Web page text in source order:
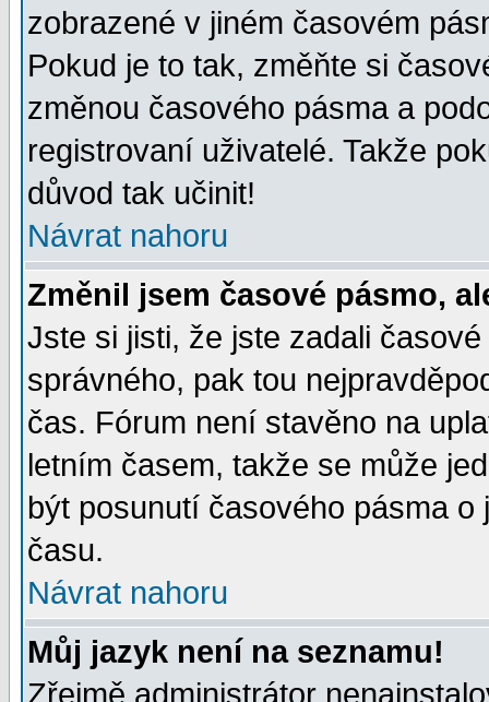
zobrazené v jiném časovém
Pokud je to tak, změňte si
změnou časového pásma a
registrovaní uživatelé. Takže
důvod tak učinit!
Návrat nahoru
Změnil jsem časové pásmo,
Jste si jisti, že jste zadali
správného, pak tou
čas. Fórum není stavěno na
letním časem, takže se může
být posunutí časového pásma
času.
Návrat nahoru
Můj jazyk není na seznamu!
Zřejmě administrátor